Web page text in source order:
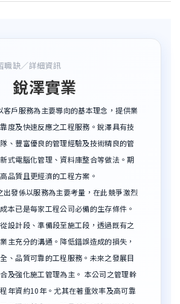
職缺／詳細資訊
銳澤實業
客戶服務為主要導向的基本理念，提供業
度及快速反應之工程服務。銳澤具有技
、豐富優良的管理經驗及技術精良的管
式電腦化管理、資料庫整合等做法。期
品質且更經濟的工程方案。
係以服務為主要考量，在此競爭激烈
本已是每家工程公司必備的生存條件。
設計段、準備段至施工段，透過既有之
主充分的溝通。降低錯誤造成的損失，
、品質可靠的工程服務。未來之發展目
及強化施工管理為主。 本公司之管理幹
年資約10年。尤其在著重效率及高可靠